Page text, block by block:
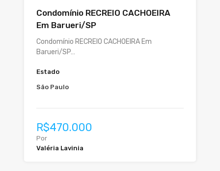
Condomínio RECREIO CACHOEIRA
Em Barueri/SP
Condomínio RECREIO CACHOEIRA Em
Barueri/SP…
Estado
São Paulo
R$470.000
Por
Valéria Lavinia